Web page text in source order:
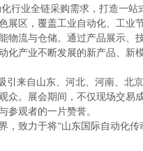
行业全链采购需求，打造一站
展区，覆盖工业自动化、工业
物流与仓储。通过产品展示、
化产业不断发展的新产品、新
引来自山东、河北、河南、北
众。展会期间，不仅现场交易
参观者的一片赞誉。
，致力于将“山东国际自动化传